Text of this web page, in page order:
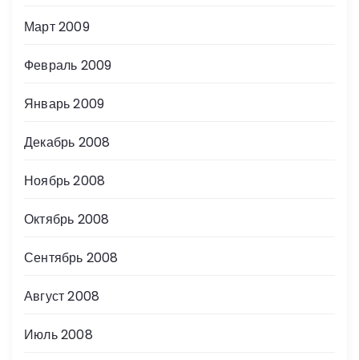
Март 2009
Февраль 2009
Январь 2009
Декабрь 2008
Ноябрь 2008
Октябрь 2008
Сентябрь 2008
Август 2008
Июль 2008